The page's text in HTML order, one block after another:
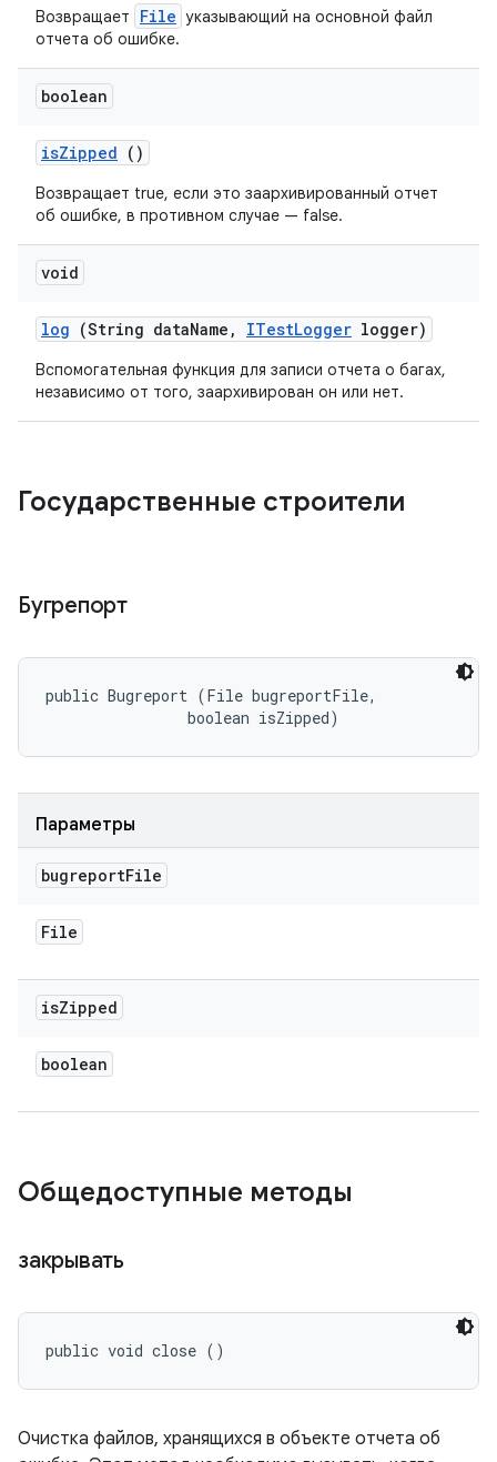
Возвращает File указывающий на основной файл
отчета об ошибке.
boolean
isZipped ()
Возвращает true, если это заархивированный отчет
об ошибке, в противном случае — false.
void
log (String dataName , ITestLogger logger)
Вспомогательная функция для записи отчета о багах,
независимо от того, заархивирован он или нет.
Государственные строители
Бугрепорт
public Bugreport (File bugreportFile,
                boolean isZipped)
Параметры
bugreportFile
File
isZipped
boolean
Общедоступные методы
закрывать
public void close ()
Очистка файлов, хранящихся в объекте отчета об